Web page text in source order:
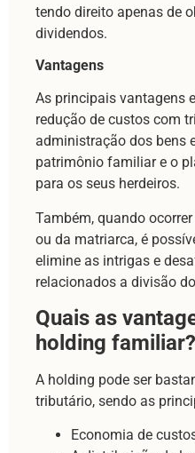
tendo direito apenas de
dividendos.
Vantagens
As principais vantagens
redução de custos com
administração dos bens
patrimônio familiar e o
para os seus herdeiros.
Também, quando
ou da matriarca, é
elimine as intrigas e
relacionados a divisão
Quais as
holding familiar?
A holding pode ser
tributário, sendo as
Economia de